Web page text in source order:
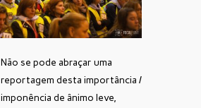
Não se pode abraçar uma
reportagem desta importância /
imponência de ânimo leve,